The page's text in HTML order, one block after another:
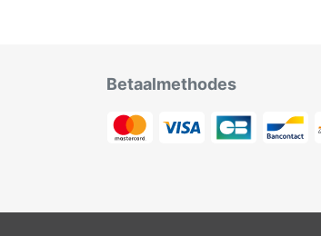
Betaalmethodes